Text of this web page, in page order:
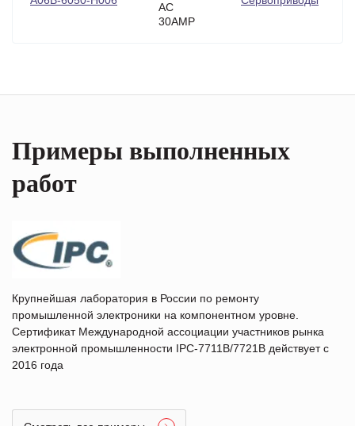
AC
30AMP
Примеры выполненных
работ
Крупнейшая лаборатория в России по ремонту
промышленной электроники на компонентном уровне.
Сертификат Международной ассоциации участников рынка
электронной промышленности IPC-7711B/7721B действует с
2016 года